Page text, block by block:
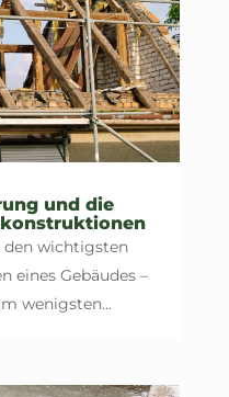
und die
den wichtigsten
eines Gebäudes –
wenigsten...